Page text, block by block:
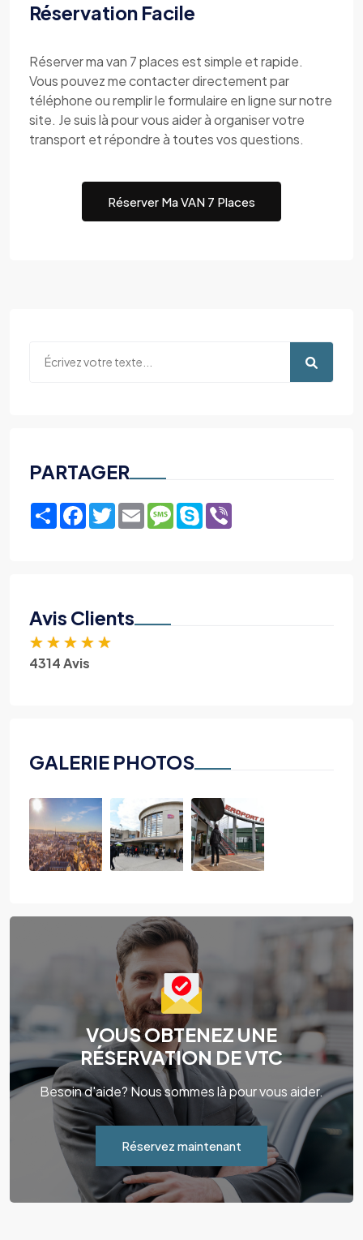
Réservation Facile
Réserver ma van 7 places est simple et rapide.
Vous pouvez me contacter directement par
téléphone ou remplir le formulaire en ligne sur notre
site. Je suis là pour vous aider à organiser votre
transport et répondre à toutes vos questions.
Réserver Ma VAN 7 Places
PARTAGER
ShareFacebook
TwitterEmailMessage
Skype
Avis Clients
★ ★ ★ ★ ★
4314 Avis
GALERIE PHOTOS
VOUS OBTENEZ UNE
RÉSERVATION DE VTC
Besoin d'aide? Nous sommes là pour vous aider.
Réservez maintenant